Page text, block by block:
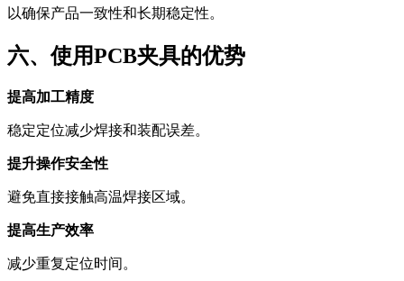
以确保产品一致性和长期稳定性。
六、使用PCB夹具的优势
提高加工精度
稳定定位减少焊接和装配误差。
提升操作安全性
避免直接接触高温焊接区域。
提高生产效率
减少重复定位时间。